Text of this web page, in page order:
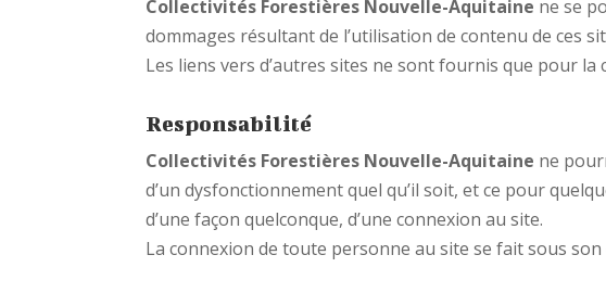
Collectivités Forestières Nouvelle-Aquitaine ne se
dommages résultant de l’utilisation de contenu de ces
Les liens vers d’autres sites ne sont fournis que pour la
Responsabilité
Collectivités Forestières Nouvelle-Aquitaine ne
d’un dysfonctionnement quel qu’il soit, et ce pour
d’une façon quelconque, d’une connexion au site.
La connexion de toute personne au site se fait sous